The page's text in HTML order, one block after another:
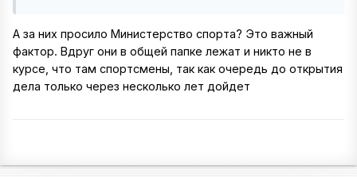
А за них просило Министерство спорта? Это важный
фактор. Вдруг они в общей папке лежат и никто не в
курсе, что там спортсмены, так как очередь до открытия
дела только через несколько лет дойдет